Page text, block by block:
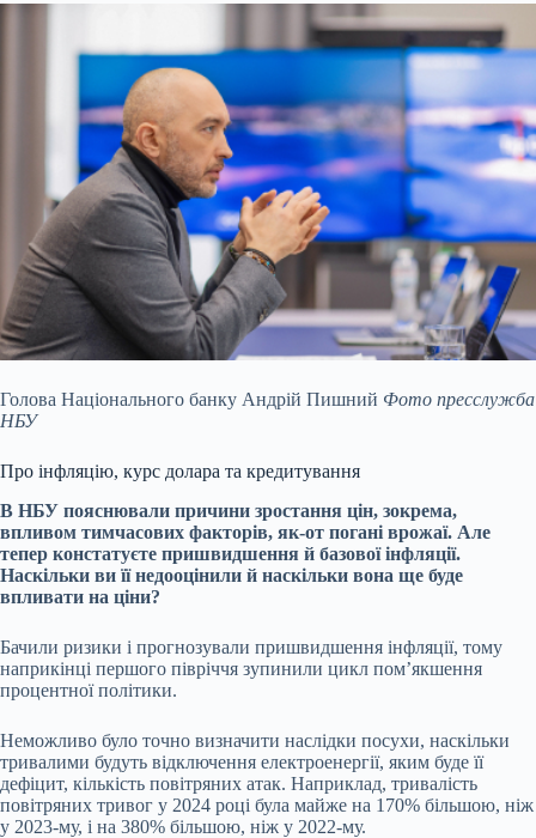
Голова Національного банку Андрій Пишний Фото пресслужба
НБУ
Про інфляцію, курс долара та кредитування
В НБУ пояснювали причини зростання цін, зокрема,
впливом тимчасових факторів, як-от погані врожаї. Але
тепер констатуєте пришвидшення й базової інфляції.
Наскільки ви її недооцінили й наскільки вона ще буде
впливати на ціни?
Бачили ризики і прогнозували пришвидшення інфляції, тому
наприкінці першого півріччя зупинили цикл пом’якшення
процентної політики.
Неможливо було точно визначити наслідки посухи, наскільки
тривалими будуть відключення електроенергії, яким буде її
дефіцит, кількість повітряних атак. Наприклад, тривалість
повітряних тривог у 2024 році була майже на 170% більшою, ніж
у 2023-му, і на 380% більшою, ніж у 2022-му.